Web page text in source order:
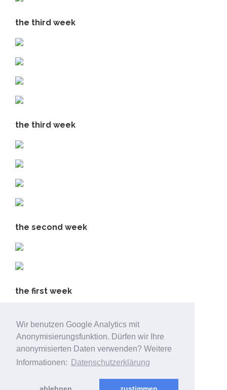
Wir benutzen Google Analytics mit
Anonymisierungsfunktion. Dürfen wir Ihre
anonymisierten Daten verwenden? Weitere
Informationen:
Datenschutzerklärung
the third week
the third week
the second week
the first week
Daniele vom Donauvillino
the first day